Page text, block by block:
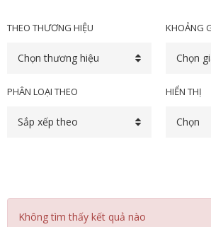
THEO THƯƠNG HIỆU
Chọn thương hiệu
KHOẢNG
Chọn
PHÂN LOẠI THEO
Sắp xếp theo
HIỂN THỊ
Chọn
Không tìm thấy kết quả nào